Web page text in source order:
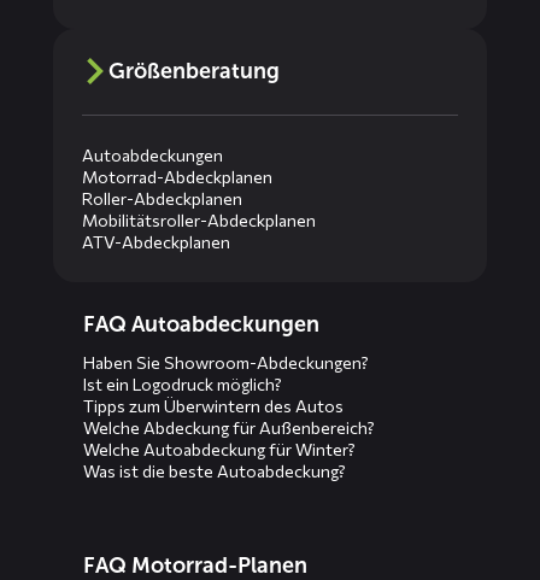
Größenberatung
Autoabdeckungen
Motorrad-Abdeckplanen
Roller-Abdeckplanen
Mobilitätsroller-Abdeckplanen
ATV-Abdeckplanen
menusFAQ Autoabdeckungen
Haben Sie Showroom-Abdeckungen?
Ist ein Logodruck möglich?
Tipps zum Überwintern des Autos
Welche Abdeckung für Außenbereich?
Welche Autoabdeckung für Winter?
Was ist die beste Autoabdeckung?
FAQ Motorrad-Planen